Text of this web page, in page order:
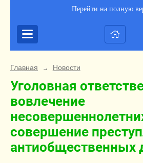
Перейти на полную
Главная → Новости
Уголовная
вовлечение
совершение
антиобщественных